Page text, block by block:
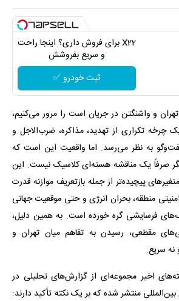
X22 برای فروش داری؟ اینجا راحت
و سریع بفروشش
ثبت خودرو ✅
و واشنگتن در جریان است را مرور می‌کنیم،
چرخه تکراری از تهدید، مذاکره، ضرب‌الاجل و
به نظر می‌رسد. اما واقعیت این است که
صرفاً یک مناقشه هسته‌ای کلاسیک نیست. این
پیچیده‌تر از جمله بازتعریف موازنه قدرت
امنیتی منطقه، بحران انرژی و حتی موقعیت جهانی
فرسایشی گره خورده است. به همین دلیل،
مقطعی، رسیدن به تفاهم میان تهران و
سریع.
اخیر مجموعه‌ای از گزارش‌های تحلیلی در
منتشر شده که بر یک نکته تأکید دارند: